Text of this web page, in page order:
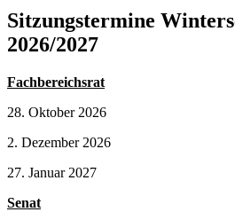
Sitzungstermine
2026/2027
Fachbereichsrat
28. Oktober 2026
2. Dezember 2026
27. Januar 2027
Senat